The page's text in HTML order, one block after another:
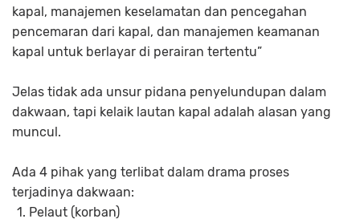
kapal, manajemen keselamatan dan pencegahan
pencemaran dari kapal, dan manajemen keamanan
kapal untuk berlayar di perairan tertentu”
Jelas tidak ada unsur pidana penyelundupan dalam
dakwaan, tapi kelaik lautan kapal adalah alasan yang
muncul.
Ada 4 pihak yang terlibat dalam drama proses
terjadinya dakwaan:
Pelaut (korban)